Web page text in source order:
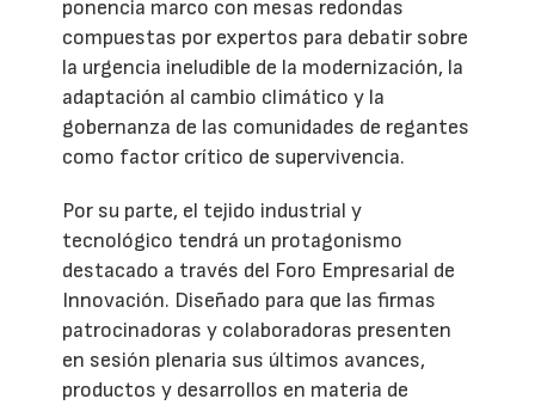
ponencia marco con mesas redondas
compuestas por expertos para debatir sobre
la urgencia ineludible de la modernización, la
adaptación al cambio climático y la
gobernanza de las comunidades de regantes
como factor crítico de supervivencia.
Por su parte, el tejido industrial y
tecnológico tendrá un protagonismo
destacado a través del Foro Empresarial de
Innovación. Diseñado para que las firmas
patrocinadoras y colaboradoras presenten
en sesión plenaria sus últimos avances,
productos y desarrollos en materia de